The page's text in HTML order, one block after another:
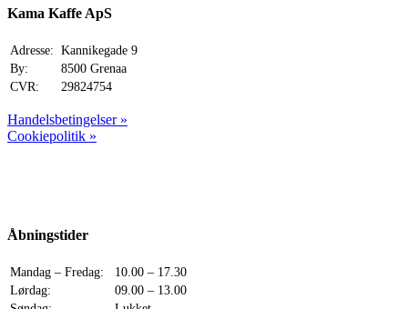
Kama Kaffe ApS
Adresse: Kannikegade 9
By:
8500 Grenaa
CVR:
29824754
Handelsbetingelser »
Cookiepolitik »
Åbningstider
Mandag – Fredag:
10.00 – 17.30
Lørdag:
09.00 – 13.00